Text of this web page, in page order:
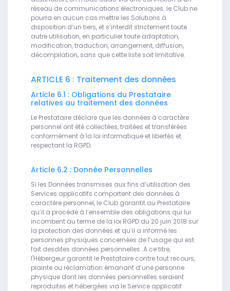
réseau de communications électroniques. le Club ne
pourra en aucun cas mettre les Solutions à
disposition d’un tiers, et s’interdit strictement toute
autre utilisation, en particulier toute adaptation,
modification, traduction, arrangement, diffusion,
décompilation, sans que cette liste soit limitative.
ARTICLE 6 : Traitement des données
Article 6.1 : Obligations du Prestataire
relatives au traitement des données
Le Prestataire déclare que les données à caractère
personnel ont été collectées, traitées et transférées
conformément à la loi informatique et libertés et
respectant la RGPD.
Article 6.2 : Donnée Personnelles
Si les Données transmises aux fins d’utilisation des
Services applicatifs comportent des données à
caractère personnel, le Club garantit au Prestataire
qu’il a procédé à l’ensemble des obligations qui lui
incombent au terme de la loi RGPD du 20 juin 2018 sur
la protection des données et qu’il a informé les
personnes physiques concernées de l’usage qui est
fait desdites données personnelles. A ce titre,
l'Hébergeur garantit le Prestataire contre tout recours,
plainte ou réclamation émanant d’une personne
physique dont les données personnelles seraient
reproduites et hébergées via le Service applicatif